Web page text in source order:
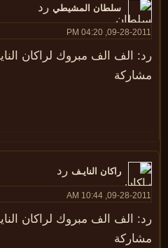
سلطان المشيطيرد
09-28-2011, 04:20
راكان النايـفرد
09-28-2011, 10:44